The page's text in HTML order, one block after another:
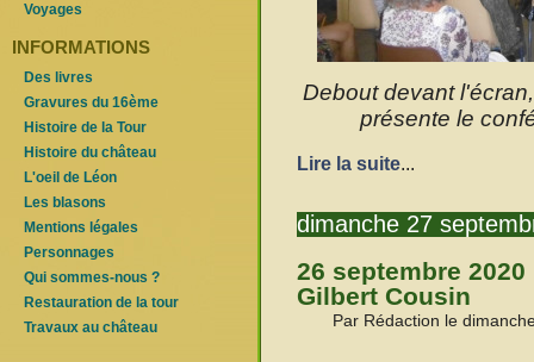
Debout devant
présente le
Lire la suite...
dimanche 27
26 septembre
Gilbert Cousin
Par Rédaction le
Voyages
INFORMATIONS
Des livres
Gravures du 16ème
Histoire de la Tour
Histoire du château
L'oeil de Léon
Les blasons
Mentions légales
Personnages
Qui sommes-nous ?
Restauration de la tour
Travaux au château